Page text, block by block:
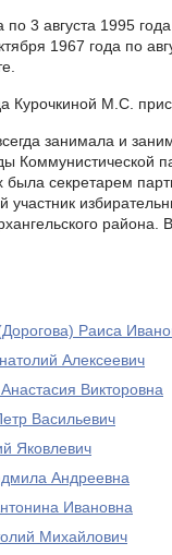
3 августа 1995
1967 года по
Курочкиной М.С.
занимала и
Коммунистической
была секретарем
участник
Раиса
Алексеевич
Викторовна
Васильевич
Яковлевич
Андреевна
Ивановна
Михайлович